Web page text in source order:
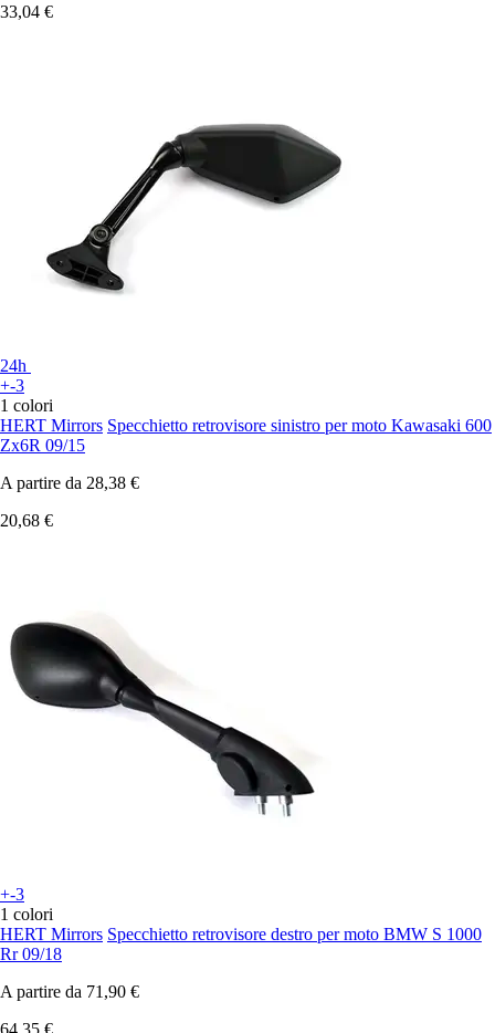
33,04 €
24h
+-3
1 colori
HERT Mirrors Specchietto retrovisore sinistro per moto Kawasaki 600
Zx6R 09/15
A partire da 28,38 €
20,68 €
+-3
1 colori
HERT Mirrors Specchietto retrovisore destro per moto BMW S 1000
Rr 09/18
A partire da 71,90 €
64,35 €